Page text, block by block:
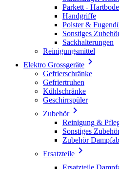
Parkett -
Handgriffe
Polster &
Sonstiges
Sackhalterungen
Reinigungsmittel
Elektro Grossgeräte 
Gefrierschränke
Gefriertruhen
Kühlschränke
Geschirrspüler
Zubehör
Reinigung &
Sonstiges
Zubehör
Ersatzteile 
Ersatzteile